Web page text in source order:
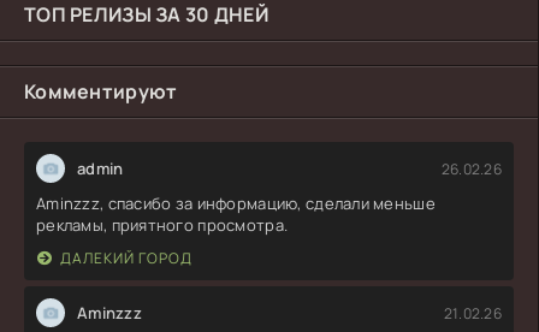
ТОП РЕЛИЗЫ ЗА 30 ДНЕЙ
Комментируют
admin 26.02.26
Aminzzz, спасибо за информацию, сделали меньше
рекламы, приятного просмотра.
ДАЛЕКИЙ ГОРОД
Aminzzz 21.02.26